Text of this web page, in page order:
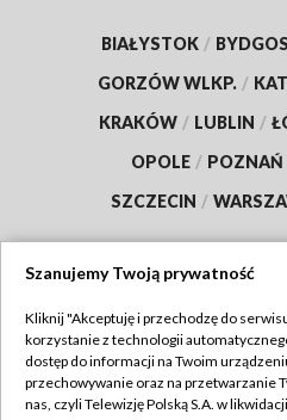
BIAŁYSTOK /
GORZÓW WLKP. /
KRAKÓW / LUBLIN /
OPOLE / POZNAŃ
SZCZECIN /
Dołącz do nas:
Abonament TVP
Szanujemy Twoją prywatność
Kliknij "Akceptuję i przechodzę do
korzystanie z technologii
dostęp do informacji na Twoim
przechowywanie oraz na przetwarzanie
nas, czyli Telewizję Polską S.A. w